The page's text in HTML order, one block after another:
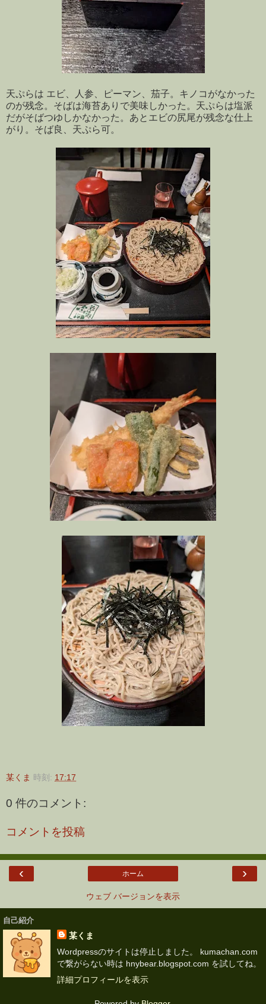
天ぷらは エビ、人参、ピーマン、茄子。キノコがなかった
のが残念。そばは海苔ありで美味しかった。天ぷらは塩派
だがそばつゆしかなかった。あとエビの尻尾が残念な仕上
がり。そば良、天ぷら可。
某くま 時刻: 17:17
0 件のコメント:
コメントを投稿
‹ ›
ホーム
ウェブ バージョンを表示
自己紹介
某くま
Wordpressのサイトは停止しました。 kumachan.com
で繋がらない時は hnybear.blogspot.com を試してね。
詳細プロフィールを表示